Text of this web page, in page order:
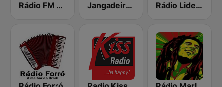
Rádio FM 93.9 Jangadeiro FM 88.9 Rádio Liderança FM